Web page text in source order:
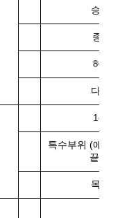
승모
종아
허벅
다한
1cc
특수부위 (애교,
끝,미
목주